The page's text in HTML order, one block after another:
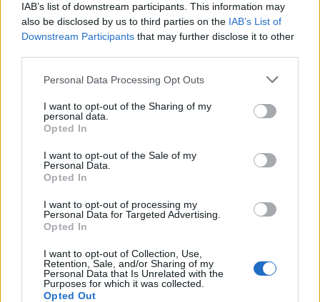
IAB’s list of downstream participants. This information may
also be disclosed by us to third parties on the IAB’s List of
Downstream Participants that may further disclose it to other
Personal Data Processing Opt Outs
I want to opt-out of the Sharing of my
personal data.
Opted In
I want to opt-out of the Sale of my
Personal Data.
Opted In
I want to opt-out of processing my
Personal Data for Targeted Advertising.
Opted In
I want to opt-out of Collection, Use,
Retention, Sale, and/or Sharing of my
Personal Data that Is Unrelated with the
Purposes for which it was collected.
Opted Out
2025. december 12., péntek
Elárverezik egy svéd autóipari cég
romániai gyárát